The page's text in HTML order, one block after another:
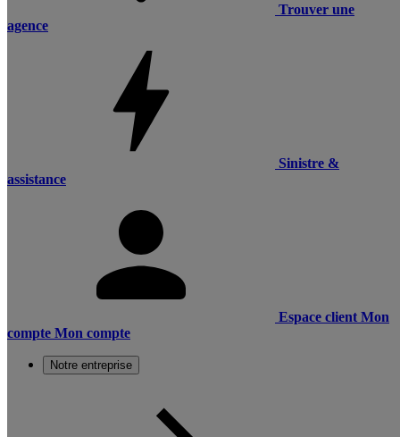
Trouver une
agence
Sinistre &
assistance
Espace client Mon
compte Mon compte
Notre entreprise